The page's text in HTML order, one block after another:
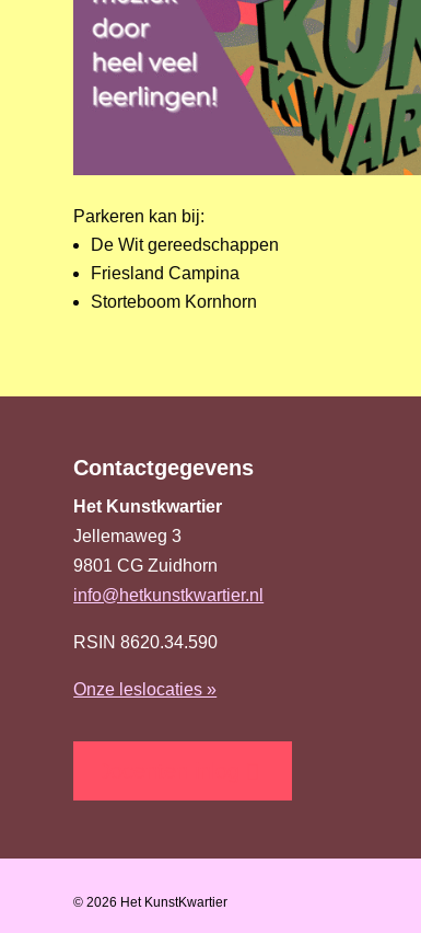
Parkeren kan bij:
De Wit gereedschappen
Friesland Campina
Storteboom Kornhorn
Contactgegevens
Het Kunstkwartier
Jellemaweg 3
9801 CG Zuidhorn
info@hetkunstkwartier.nl
RSIN 8620.34.590
Onze leslocaties »
© 2026 Het KunstKwartier